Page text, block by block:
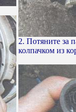
2. Потяните за
колпачком из